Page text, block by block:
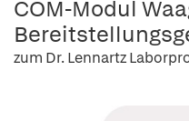
COM-Modul
zum Dr. Lennartz